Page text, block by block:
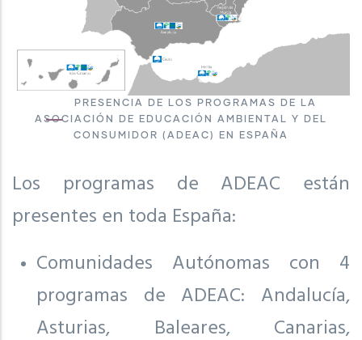
PRESENCIA DE LOS PROGRAMAS DE LA
ASOCIACIÓN DE EDUCACIÓN AMBIENTAL Y DEL
CONSUMIDOR (ADEAC) EN ESPAÑA
Los programas de ADEAC están
presentes en toda España:
Comunidades Autónomas con 4
programas de ADEAC: Andalucía,
Asturias, Baleares, Canarias,